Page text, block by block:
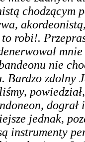
chodzącym
to robi!.
nie
Bardzo zdolny
jednak,
instrumenty